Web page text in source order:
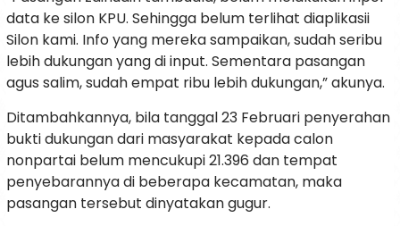
data ke silon KPU. Sehingga belum terlihat diaplikasii
Silon kami. Info yang mereka sampaikan, sudah seribu
lebih dukungan yang di input. Sementara pasangan
agus salim, sudah empat ribu lebih dukungan,” akunya.
Ditambahkannya, bila tanggal 23 Februari penyerahan
bukti dukungan dari masyarakat kepada calon
nonpartai belum mencukupi 21.396 dan tempat
penyebarannya di beberapa kecamatan, maka
pasangan tersebut dinyatakan gugur.